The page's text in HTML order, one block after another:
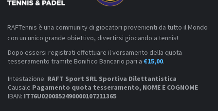
RAFTennis è una community di giocatori provenienti da tutto il Mondo
con un unico grande obiettivo, divertirsi giocando a tennis!
Dopo essersi registrati effettuare il versamento della quota
tesseramento tramite Bonifico Bancario pari a €15,00.
Intestazione: RAFT Sport SRL Sportiva Dilettantistica
Causale Pagamento quota tesseramento, NOME E COGNOME
IBAN: IT76U0200852490000107211365.